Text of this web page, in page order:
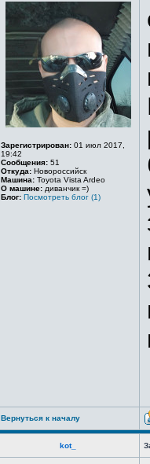
Зарегистрирован: 01 июл 2017,
19:42
Сообщения: 51
Откуда: Новороссийск
Машина: Toyota Vista Ardeo
О машине: диванчик =)
Блог: Посмотреть блог (1)
Вернуться к началу
kot_